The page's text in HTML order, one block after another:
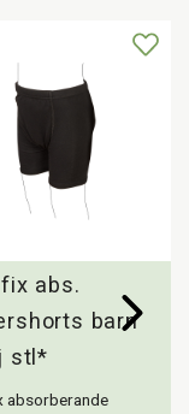
abs.
barn
stl*
absorberande